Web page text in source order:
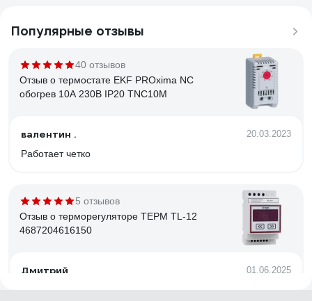
Популярные отзывы
40 отзывов
Отзыв о термостате EKF PROxima NC
обогрев 10А 230В IP20 TNC10M
валентин . 20.03.2023
Работает четко
5 отзывов
Отзыв о терморегуляторе ТЕРМ TL-12
4687204616150
Дмитрий 01.06.2025
Точность, простота